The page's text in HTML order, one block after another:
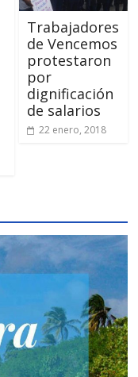
Trabajadores
de Vencemos
protestaron
por
dignificación
de salarios
22 enero, 2018